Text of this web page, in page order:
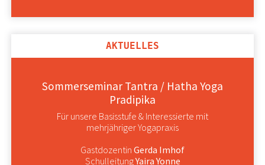
AKTUELLES
Sommerseminar Tantra / Hatha Yoga
Pradipika
Für unsere Basisstufe & Interessierte mit
mehrjähriger Yogapraxis
Gastdozentin Gerda Imhof
SchulleitungYaira Yonne